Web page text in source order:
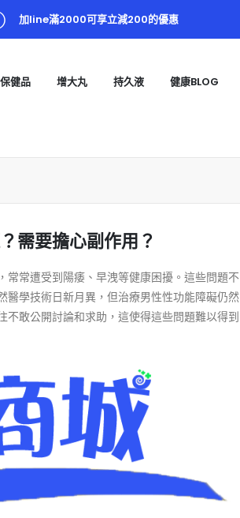
加line滿2000可享立減200的優惠
保健品 增大丸 持久液 健康BLOG
需要擔心副作用？
常遭受到陽痿、早洩等健康困擾。這些問題不
學技術日新月異，但治療男性性功能障礙仍然
敢公開討論和求助，這使得這些問題難以得到